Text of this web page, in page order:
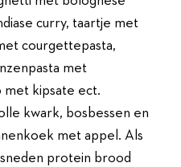
curry, taartje met
courgettepasta,
met
met kipsate ect.
kwark, bosbessen en
met appel. Als
protein brood